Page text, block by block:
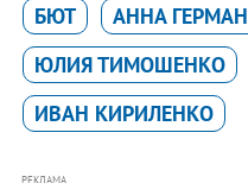
БЮТ АННА ГЕРМАН
ЮЛИЯ ТИМОШЕНКО
ИВАН КИРИЛЕНКО
РЕКЛАМА